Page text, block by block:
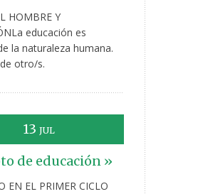
HOMBRE Y
educación es
la naturaleza humana.
otro/s.
13 JUL
de educación »
EN EL PRIMER CICLO